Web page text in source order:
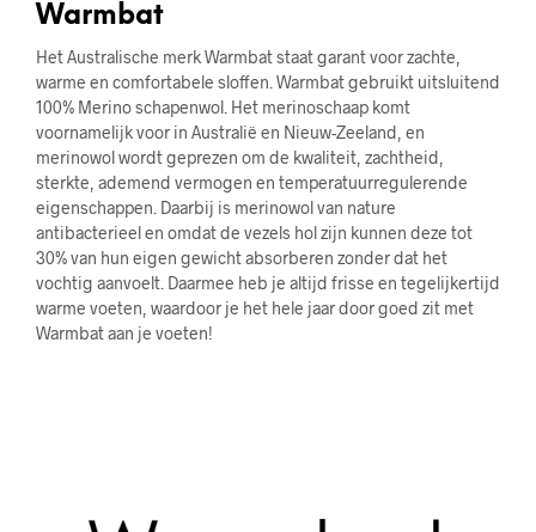
Warmbat
Het Australische merk Warmbat staat garant voor zachte,
warme en comfortabele sloffen. Warmbat gebruikt uitsluitend
100% Merino schapenwol. Het merinoschaap komt
voornamelijk voor in Australië en Nieuw-Zeeland, en
merinowol wordt geprezen om de kwaliteit, zachtheid,
sterkte, ademend vermogen en temperatuurregulerende
eigenschappen. Daarbij is merinowol van nature
antibacterieel en omdat de vezels hol zijn kunnen deze tot
30% van hun eigen gewicht absorberen zonder dat het
vochtig aanvoelt. Daarmee heb je altijd frisse en tegelijkertijd
warme voeten, waardoor je het hele jaar door goed zit met
Warmbat aan je voeten!